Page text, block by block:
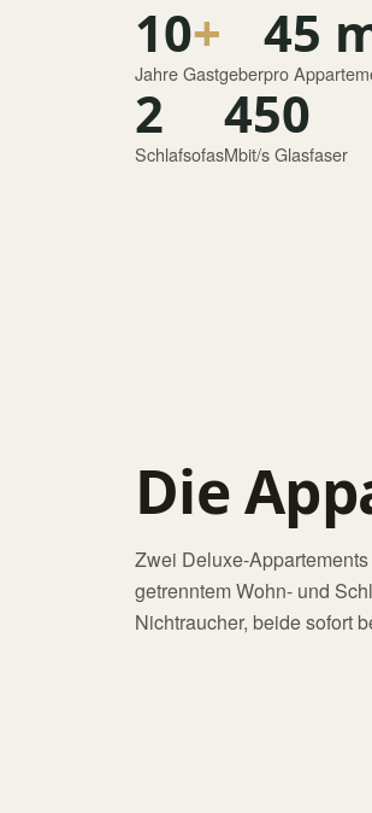
10+
Jahre Gastgeber
45
pro
2
Schlafsofas
450
Mbit/s Glasfaser
Die
Zwei Deluxe-
getrenntem Wohn- und
Nichtraucher, beide sofort